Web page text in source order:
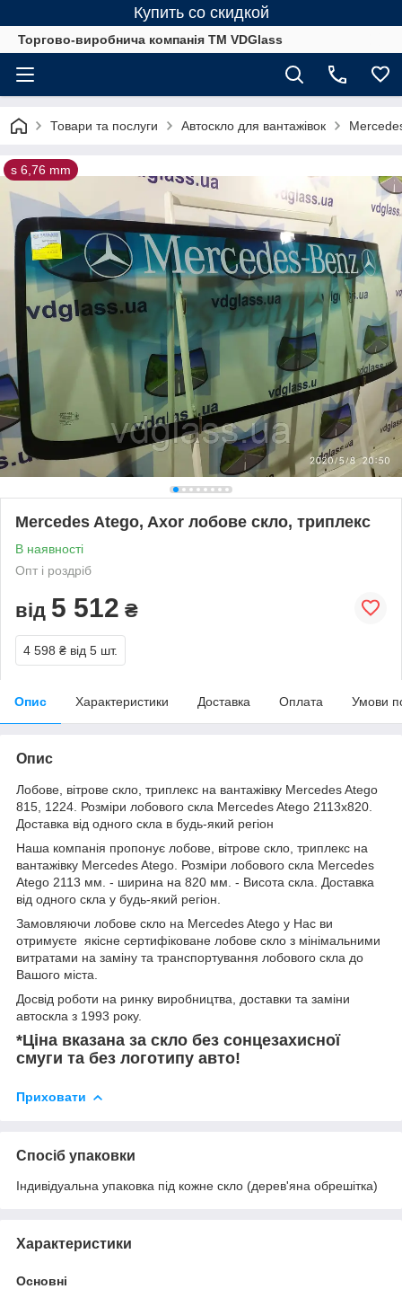
Купить со скидкой
Торгово-виробнича компанія ТМ VDGlass
Товари та послуги Автоскло для вантажівок
s 6,76 mm
Mercedes Atego, Axor лобове скло, триплекс
В наявності
Опт і роздріб
від 5 512 ₴
4 598 ₴ від 5 шт.
Опис Характеристики Доставка Оплата Умови
Опис
Лобове, вітрове скло, триплекс на вантажівку Mercedes Atego
815, 1224. Розміри лобового скла Mercedes Atego 2113x820.
Доставка від одного скла в будь-який регіон
Наша компанія пропонує лобове, вітрове скло, триплекс на
вантажівку Mercedes Atego. Розміри лобового скла Mercedes
Atego 2113 мм. - ширина на 820 мм. - Висота скла. Доставка
від одного скла у будь-який регіон.
Замовляючи лобове скло на Mercedes Atego у Нас ви
отримуєте якісне сертифіковане лобове скло з мінімальними
витратами на заміну та транспортування лобового скла до
Вашого міста.
Досвід роботи на ринку виробництва, доставки та заміни
автоскла з 1993 року.
*Ціна вказана за скло без сонцезахисної
смуги та без логотипу авто!
Приховати
Спосіб упаковки
Індивідуальна упаковка під кожне скло (дерев'яна обрешітка)
Характеристики
Основні